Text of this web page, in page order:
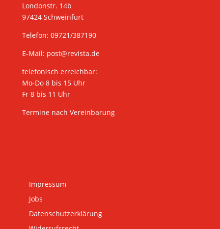
Londonstr. 14b
97424 Schweinfurt
Telefon: 09721/387190
E-Mail: post@revista.de
telefonisch erreichbar:
Mo-Do 8 bis 15 Uhr
Fr 8 bis 11 Uhr
Termine nach Vereinbarung
Impressum
Jobs
Datenschutzerklärung